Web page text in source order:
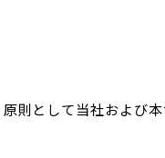
則として当社および